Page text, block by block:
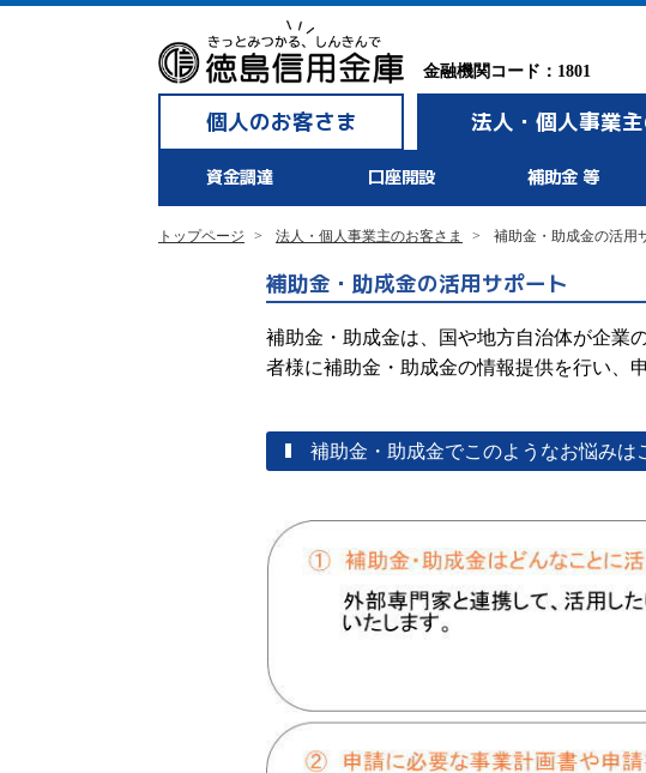
金融機関コード：1801
個人のお客さま 法人・個人事業
資金調達 口座開設 補助金 等
トップページ 法人・個人事業主のお客さま 補助金・助成金の活用
補助金・助成金の活用サポート
補助金・助成金は、国や地方自治体が企業
者様に補助金・助成金の情報提供を行い、
補助金・助成金でこのようなお悩みは